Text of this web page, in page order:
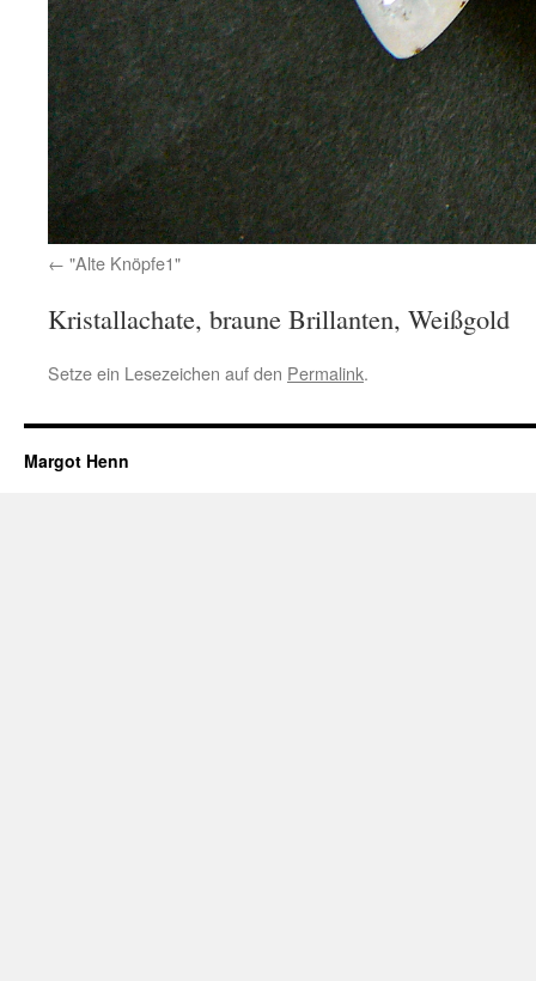
"Alte Knöpfe1"
Kristallachate, braune Brillanten, Weißgold
Setze ein Lesezeichen auf den Permalink.
Margot Henn